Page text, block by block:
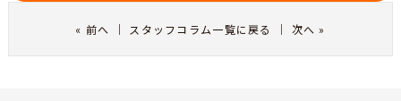
« 前へ ｜ スタッフコラム一覧に戻る ｜ 次へ »